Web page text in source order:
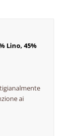
Lino, 45%
ai